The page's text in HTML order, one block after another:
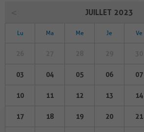
JUILLET 2023
Lu Ma Me Je Ve
03 04 05 06 07
10 11 12 13 14
17 18 19 20 21